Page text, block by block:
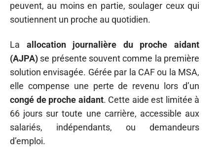
peuvent, au moins en partie, soulager ceux qui
soutiennent un proche au quotidien.
La allocation journalière du proche aidant
(AJPA) se présente souvent comme la première
solution envisagée. Gérée par la CAF ou la MSA,
elle compense une perte de revenu lors d’un
congé de proche aidant. Cette aide est limitée à
66 jours sur toute une carrière, accessible aux
salariés, indépendants, ou demandeurs
d’emploi.